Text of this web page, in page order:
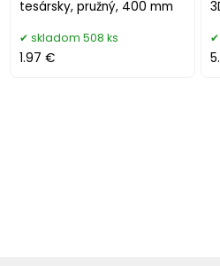
tesársky, pružný, 400 mm
skladom 508 ks
1.97 €